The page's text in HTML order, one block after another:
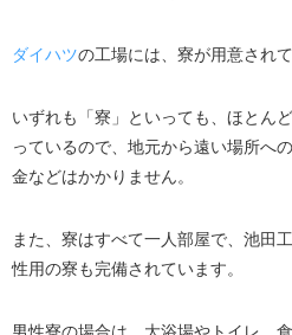
ダイハツの工場には、寮が用意されて
いずれも「寮」といっても、ほとん
っているので、地元から遠い場所へ
金などはかかりません。
また、寮はすべて一人部屋で、池田
性用の寮も完備されています。